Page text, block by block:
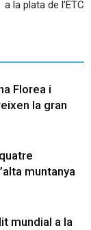
a la plata de l’ETC
Florea i
la gran
muntanya
mundial a la